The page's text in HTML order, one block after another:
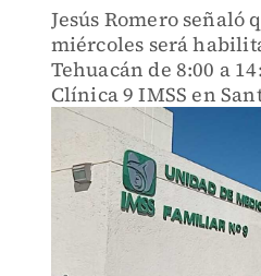
Jesús Romero señaló
miércoles será
Tehuacán de 8:00 a
Clínica 9 IMSS en